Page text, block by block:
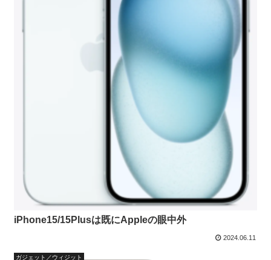
iPhone15/15Plusは既にAppleの眼中外
2024.06.11
ガジェット／ウィジット